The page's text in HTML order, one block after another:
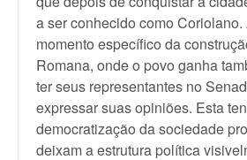
a ser conhecido como Coriolano.
momento específico da
Romana, onde o povo ganha
ter seus representantes no
expressar suas opiniões. Esta
democratização da sociedade
deixam a estrutura política